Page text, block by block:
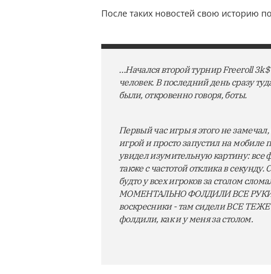
После таких новостей свою историю
…Начался второй турнир Freeroll
человек. В последний день сразу
были, откровенно говоря, боты.
Первый час игры я этого не
игрой и просто запустил на
увидел изумительную картину:
также с частотой отклика в
будто у всех игроков за столом
МОМЕНТАЛЬНО ФОЛДИЛИ ВСЕ РУКИ.
воскресники - там сидели ВСЕ
фолдили, как и у меня за столом.